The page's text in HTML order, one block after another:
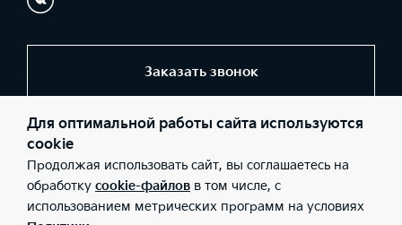
Заказать звонок
© 2026 Юридические лица ООО «БН-Моторс» (Фактический
23-01; ИНН: 3232029478; ОГРН: 1023201063600), ООО «БН-
Моторс» (Фактический адрес: Калужская обл., г. Обнинск,
Киевское шоссе, д. 21, к.2; Телефон: +7 (48439) 7-96-08; ИНН:
3232029478; ОГРН: 1023201063600), ООО «Киа Россия и СНГ»
(Фактический адрес: г.Москва, Валовая 26; Телефон: 8 800 301
Для оптимальной работы сайта используются
cookie
Продолжая использовать сайт, вы соглашаетесь на
обработку cookie-файлов в том числе, с
использованием метрических программ на условиях